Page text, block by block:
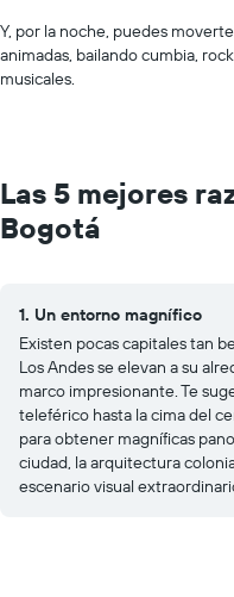
Y, por la noche, puedes
animadas, bailando cumbia,
musicales.
Las 5 mejores
Bogotá
1. Un entorno magnífico
Existen pocas capitales tan
Los Andes se elevan a su
marco impresionante. Te
teleférico hasta la cima del
para obtener magníficas
ciudad, la arquitectura
escenario visual